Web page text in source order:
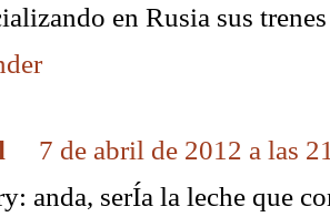
en Rusia sus
7 de abril de 2012 a las
anda, serÍa la leche que